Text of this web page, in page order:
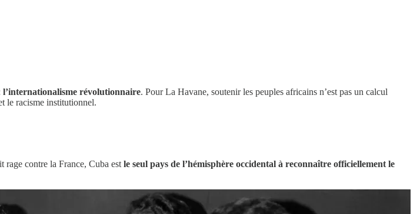
l’internationalisme révolutionnaire. Pour La Havane, soutenir les peuples africains n’est pas un calcul
le racisme institutionnel.
rage contre la France, Cuba est le seul pays de l’hémisphère occidental à reconnaître officiellement le